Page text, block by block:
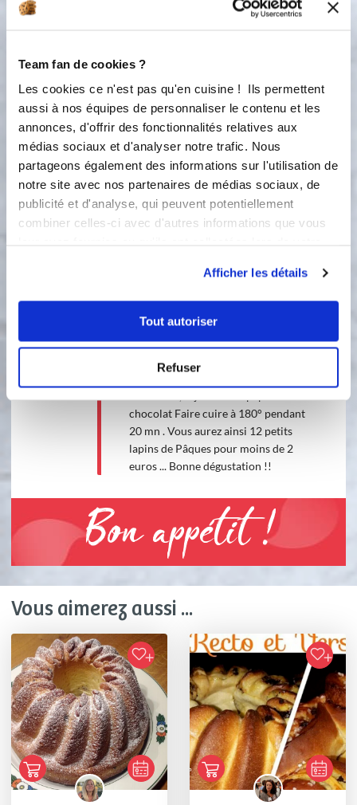
Team fan de cookies ?
Les cookies ce n'est pas qu'en cuisine ! Ils permettent
aussi à nos équipes de personnaliser le contenu et les
annonces, d'offrir des fonctionnalités relatives aux
médias sociaux et d'analyser notre trafic. Nous
partageons également des informations sur l'utilisation de
notre site avec nos partenaires de médias sociaux, de
publicité et d'analyse, qui peuvent potentiellement
combiner celles-ci avec d'autres informations que vous
Afficher les détails
Tout autoriser
Refuser
Petrissage : 2 min
4
ortir la pâte du bol, la bouler, et la
mettre dans un cul de poule.
Recouvrir d'un film alimentaire et
laisser pousser pendant une bonne
1/2 heure à température ambiante.
Aplatissez la pâte et la diviser en 24.
les oreilles, un autre bout pour la tête,
cuisson et faire lever 20-30 mn à
température ambiante. Couvrir avec
un torchon propre. Chauffer votre
chocolat Faire cuire à 180° pendant
20 mn . Vous aurez ainsi 12 petits
lapins de Pâques pour moins de 2
euros ... Bonne dégustation !!
Bon appétit !
Vous aimerez aussi ...